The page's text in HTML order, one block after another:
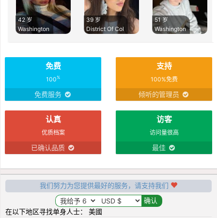
42 岁
Washington
39 岁
District Of Col
51 岁
Washington
免费
100%
免费服务
支持
100%免费
倾听的管理员
认真
优质档案
已确认品质
访客
访问量很高
最佳
我们努力为您提供最好的服务，请支持我们
在以下地区寻找单身人士： 美國